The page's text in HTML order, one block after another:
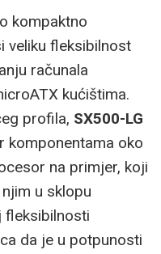
kompaktno
veliku fleksibilnost
računala
kućištima.
profila, SX500-LG
komponentama oko
na primjer, koji
u sklopu
fleksibilnosti
da je u potpunosti